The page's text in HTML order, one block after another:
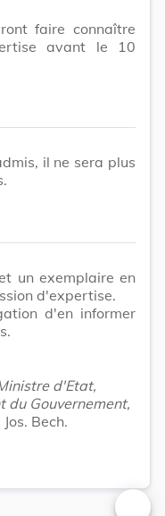
faire connaître
avant le 10
il ne sera plus
un exemplaire en
d'expertise.
d'en informer
d'Etat,
du Gouvernement,
Jos. Bech.